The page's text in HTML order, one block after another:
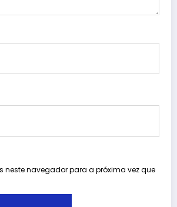
neste navegador para a próxima vez que